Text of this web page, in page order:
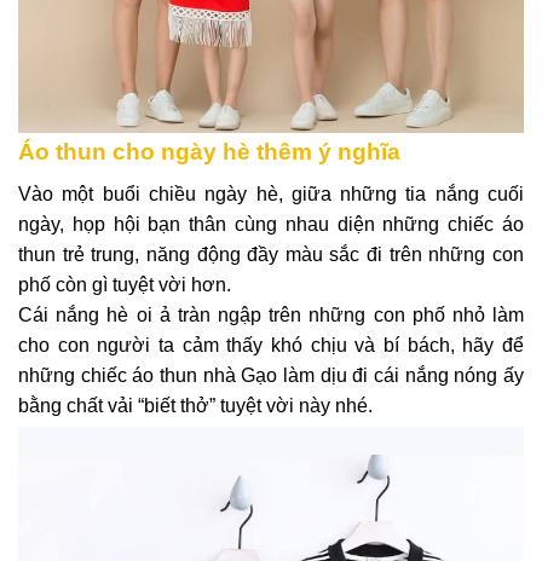
Áo thun cho ngày hè thêm ý nghĩa
Vào một buổi chiều ngày hè, giữa những tia nắng cuối
ngày, họp hội bạn thân cùng nhau diện những chiếc áo
thun trẻ trung, năng động đầy màu sắc đi trên những con
phố còn gì tuyệt vời hơn.
Cái nắng hè oi ả tràn ngập trên những con phố nhỏ làm
cho con người ta cảm thấy khó chịu và bí bách, hãy để
những chiếc áo thun nhà Gạo làm dịu đi cái nắng nóng ấy
bằng chất vải “biết thở” tuyệt vời này nhé.